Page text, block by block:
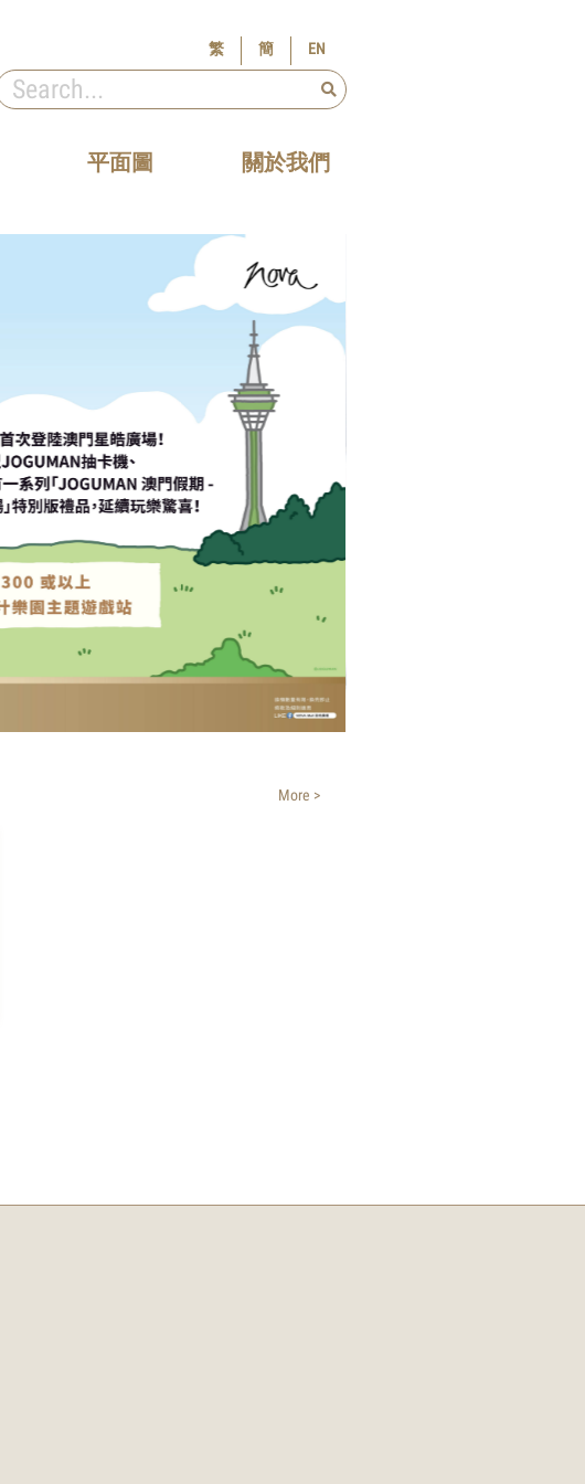
繁 簡 EN
平面圖 關於我們
More >